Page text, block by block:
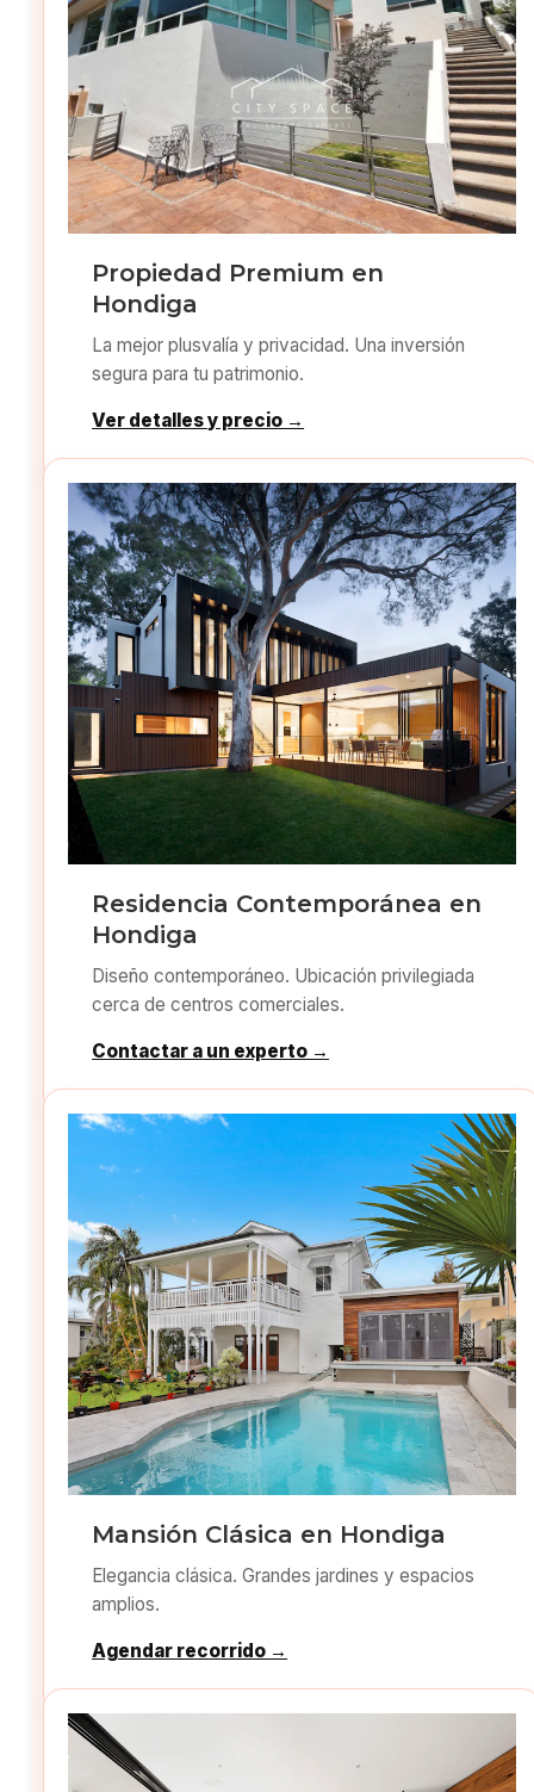
Propiedad Premium en
Hondiga
La mejor plusvalía y privacidad. Una inversión
segura para tu patrimonio.
Ver detalles y precio →
Residencia Contemporánea en
Hondiga
Diseño contemporáneo. Ubicación privilegiada
cerca de centros comerciales.
Contactar a un experto →
Mansión Clásica en Hondiga
Elegancia clásica. Grandes jardines y espacios
amplios.
Agendar recorrido →